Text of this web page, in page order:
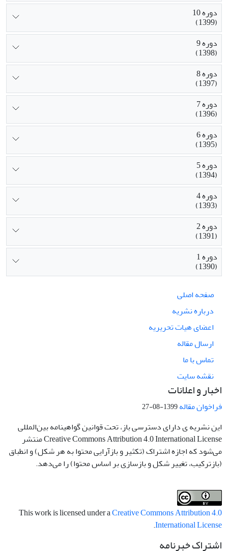
دوره 10
(1399)
دوره 9
(1398)
دوره 8
(1397)
دوره 7
(1396)
دوره 6
(1395)
دوره 5
(1394)
دوره 4
(1393)
دوره 2
(1391)
دوره 1
(1390)
صفحه اصلی
درباره نشریه
اعضای هیات تحریریه
ارسال مقاله
تماس با ما
نقشه سایت
اخبار و اعلانات
فراخوان مقاله1399-08-27
این نشریه ی دارای دسترسی باز، تحت قوانین گواهینامه بین‌المللی
Creative Commons Attribution 4.0 International License منتشر
می‌شود که اجازه اشتراک (تکثیر و بازآرایی محتوا به هر شکل) و انطباق
(بازترکیب، تغییر شکل و بازسازی بر اساس محتوا) را می‌دهد.
This work is licensed under aCreative Commons Attribution 4.0
International License
.
اشتراک خبرنامه